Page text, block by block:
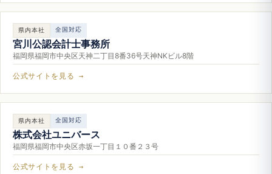
県内本社 全国対応
宮川公認会計士事務所
福岡県福岡市中央区天神二丁目8番36号天神NKビル8階
公式サイトを見る →
県内本社 全国対応
株式会社ユニバース
福岡県福岡市中央区赤坂一丁目１０番２３号
公式サイトを見る →